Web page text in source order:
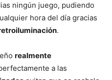
ningún juego, pudiendo
hora del día gracias
.
realmente
a las